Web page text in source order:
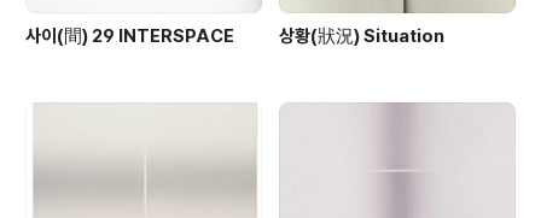
사이(間) 29 INTERSPACE 상황(狀況) Situation